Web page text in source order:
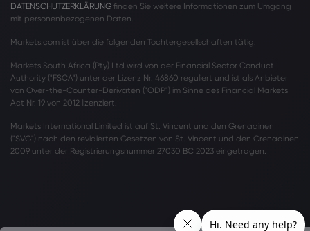
DATENSCHUTZERKLÄRUNG finden Sie weitere Informationen zum Umgang
mit personenbezogenen Daten.
Markets.com ist über die folgenden Tochtergesellschaften tätig:
Markets South Africa (Pty) Ltd wird von der Financial Sector Conduct
Authority ("FSCA") unter der Lizenz Nr. 46860 reguliert und ist als Anbieter
von Over-the-Counter-Derivaten ("ODP") im Sinne des Financial Markets
Act Nr. 19 von 2012 lizenziert.
Markets International Limited ist auf St. Vincent und den Grenadinen
("SVG") nach den revidierten Gesetzen von St. Vincent und den Grenadinen
2009 unter der Registrierungsnummer 27030 BC 2023 eingetragen.